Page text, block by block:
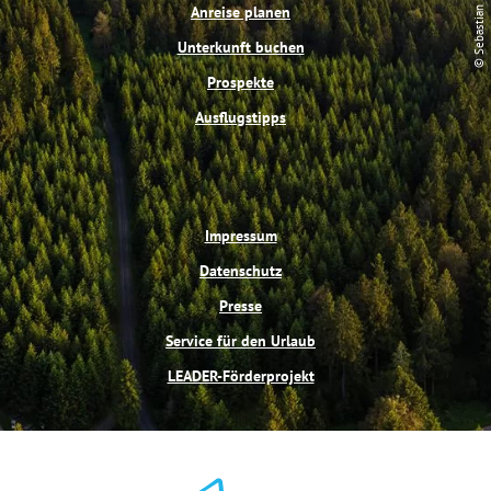
© Sebastian Buff
k s
t
a
Anreise planen
Unterkunft buchen
Prospekte
Ausflugstipps
Impressum
Datenschutz
Presse
Service für den Urlaub
LEADER-Förderprojekt